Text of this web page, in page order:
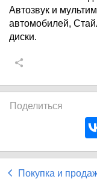
Автозвук и
автомобилей,
диски.
Поделиться
Покупка и